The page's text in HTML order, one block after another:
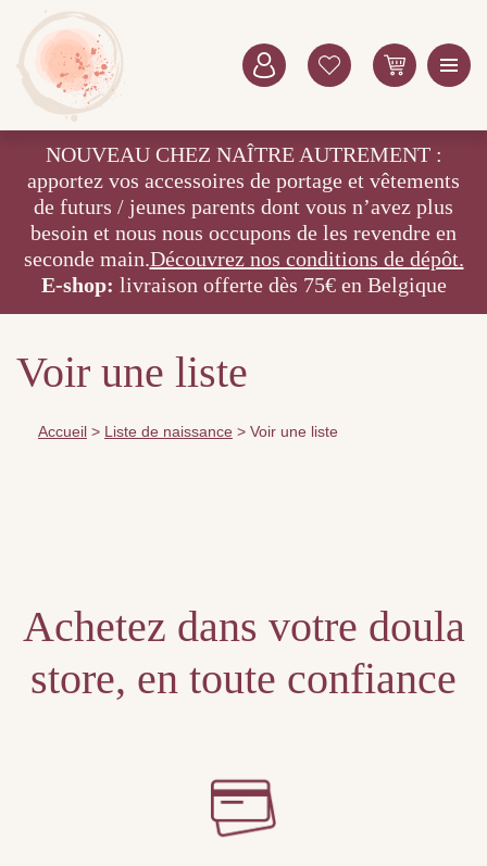
NOUVEAU CHEZ NAÎTRE AUTREMENT :
apportez vos accessoires de portage et vêtements
de futurs / jeunes parents dont vous n’avez plus
besoin et nous nous occupons de les revendre en
seconde main.Découvrez nos conditions de dépôt.
E-shop: livraison offerte dès 75€ en Belgique
Voir une liste
Accueil > Liste de naissance > Voir une liste
Achetez dans votre doula
store, en toute confiance